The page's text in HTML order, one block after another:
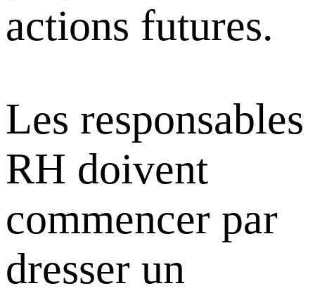
actions futures.
Les responsables
RH doivent
commencer par
dresser un